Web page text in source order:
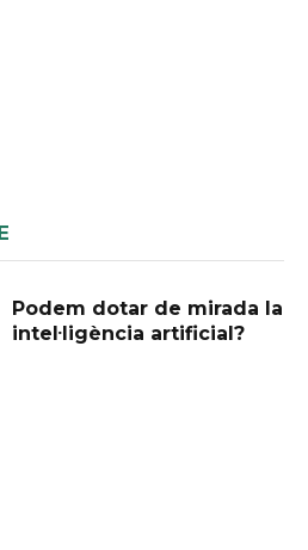
Podem dotar de mirada la
intel·ligència artificial?